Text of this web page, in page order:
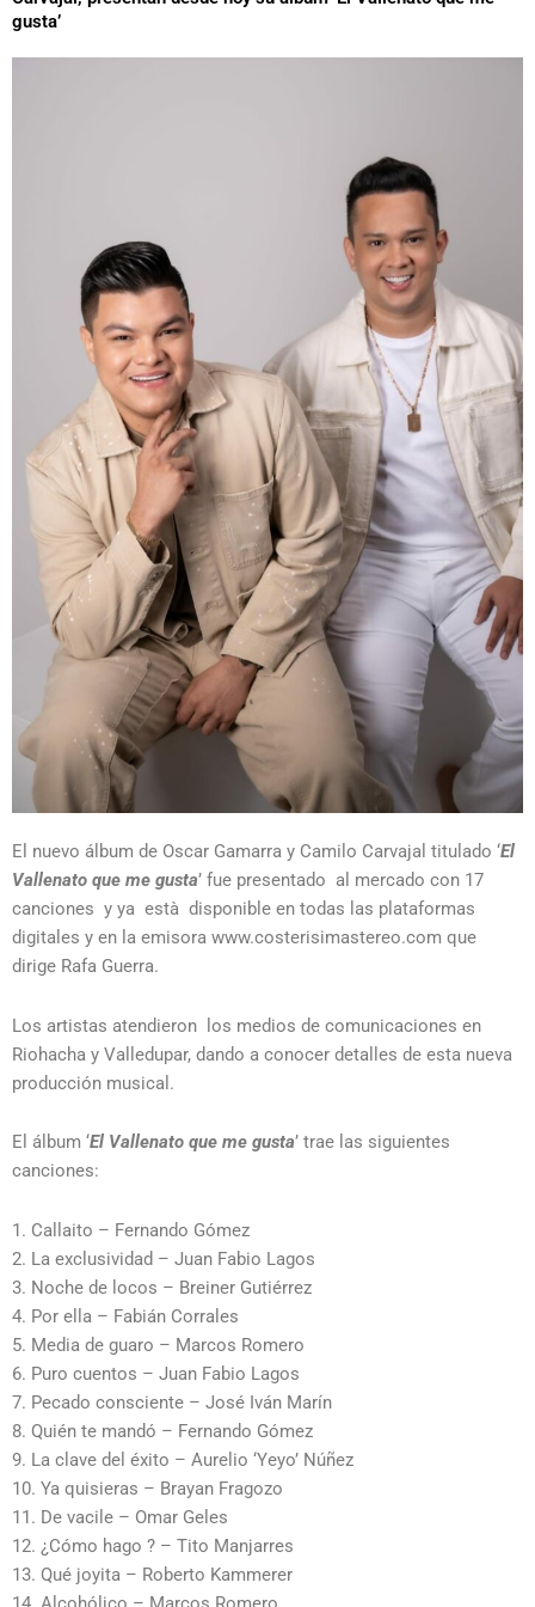
gusta’
El nuevo álbum de Oscar Gamarra y Camilo Carvajal titulado ‘El
Vallenato que me gusta’ fue presentado al mercado con 17
canciones y ya està disponible en todas las plataformas
digitales y en la emisora www.costerisimastereo.com que
dirige Rafa Guerra.
Los artistas atendieron los medios de comunicaciones en
Riohacha y Valledupar, dando a conocer detalles de esta nueva
producción musical.
El álbum ‘El Vallenato que me gusta’ trae las siguientes
canciones:
1. Callaito – Fernando Gómez
2. La exclusividad – Juan Fabio Lagos
3. Noche de locos – Breiner Gutiérrez
4. Por ella – Fabián Corrales
5. Media de guaro – Marcos Romero
6. Puro cuentos – Juan Fabio Lagos
7. Pecado consciente – José Iván Marín
8. Quién te mandó – Fernando Gómez
9. La clave del éxito – Aurelio ‘Yeyo’ Núñez
10. Ya quisieras – Brayan Fragozo
11. De vacile – Omar Geles
12. ¿Cómo hago ? – Tito Manjarres
13. Qué joyita – Roberto Kammerer